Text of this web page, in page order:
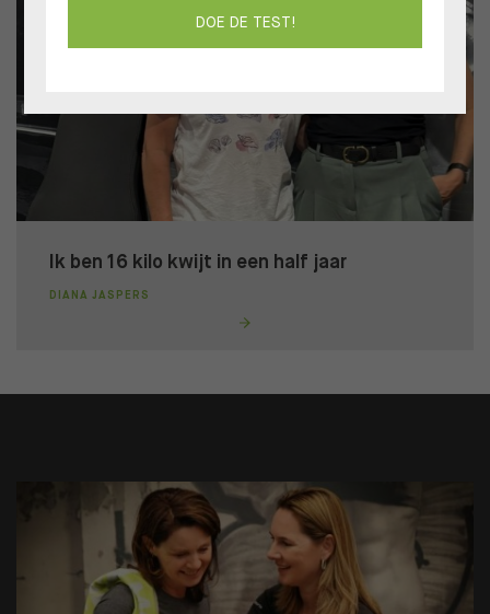
Ik ben 16 kilo kwijt in een half jaar
DIANA JASPERS
DOE DE TEST!